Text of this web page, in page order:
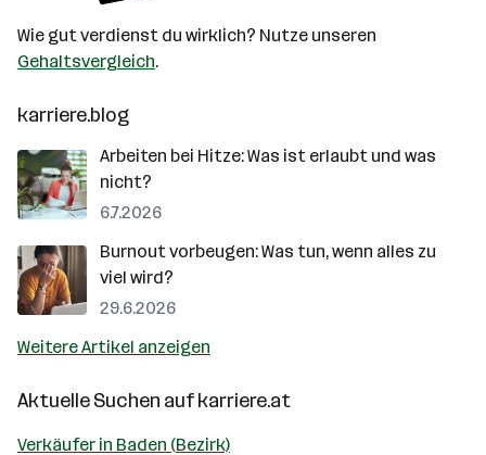
Wie gut verdienst du wirklich? Nutze unseren
Gehaltsvergleich.
karriere.blog
Arbeiten bei Hitze: Was ist erlaubt und was
nicht?
6.7.2026
Burnout vorbeugen: Was tun, wenn alles zu
viel wird?
29.6.2026
Weitere Artikel anzeigen
Aktuelle Suchen aufkarriere.at
Verkäufer in Baden (Bezirk)